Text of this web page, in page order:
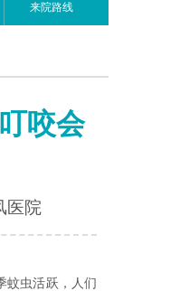
来院路线
咬会
医院
蚊虫活跃，人们